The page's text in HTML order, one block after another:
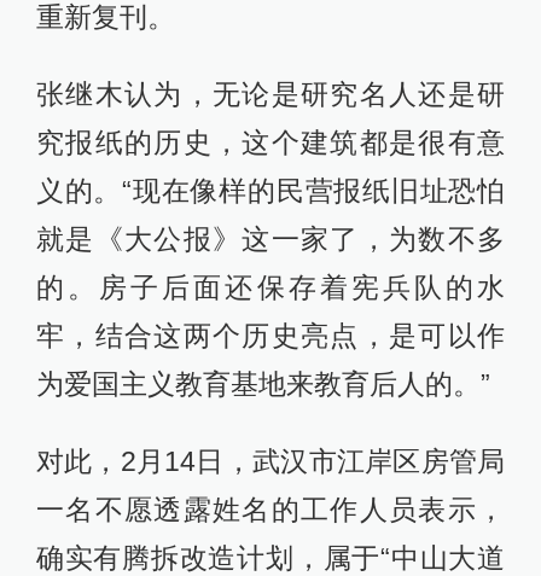
重新复刊。
张继木认为，无论是研究名人还是研
究报纸的历史，这个建筑都是很有意
义的。“现在像样的民营报纸旧址恐怕
就是《大公报》这一家了，为数不多
的。房子后面还保存着宪兵队的水
牢，结合这两个历史亮点，是可以作
为爱国主义教育基地来教育后人的。”
对此，2月14日，武汉市江岸区房管局
一名不愿透露姓名的工作人员表示，
确实有腾拆改造计划，属于“中山大道